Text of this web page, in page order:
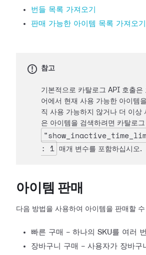
번들 목록 가져오기
판매 가능한 아이템 목록 가져오기
참고
기본적으로 카탈로그 API 호출은
어에서 현재 사용 가능한 아이템
직 사용 가능하지 않거나 더 이상
은 아이템을 검색하려면 카탈로그
: 1
매개 변수를 포함하십시오.
아이템 판매
다음 방법을 사용하여 아이템을 판매할
빠른 구매 - 하나의 SKU를 여러
장바구니 구매 - 사용자가 장바구